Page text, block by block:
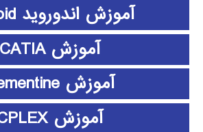
آموزش اندوروید android
آموزش CATIA
آموزش clementine
آموزش CPLEX